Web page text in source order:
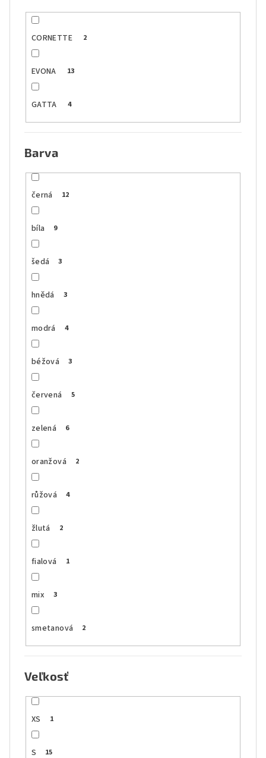
CORNETTE 2
EVONA 13
GATTA 4
Barva
černá 12
bíla 9
šedá 3
hnědá 3
modrá 4
béžová 3
červená 5
zelená 6
oranžová 2
růžová 4
žlutá 2
fialová 1
mix 3
smetanová 2
Veľkosť
XS 1
S 15